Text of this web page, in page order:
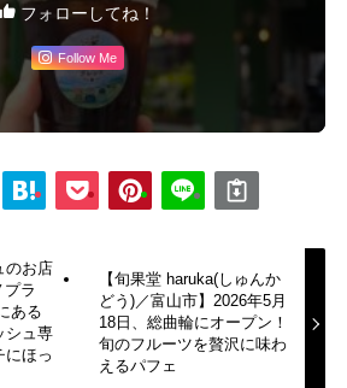
フォローしてね！
Follow Me
のお店
プラ
ある
シュ専
にほっ
【旬果堂 haruka(しゅんか
どう)／富山市】2026年5月
18日、総曲輪にオープン！
旬のフルーツを贅沢に味わ
えるパフェ